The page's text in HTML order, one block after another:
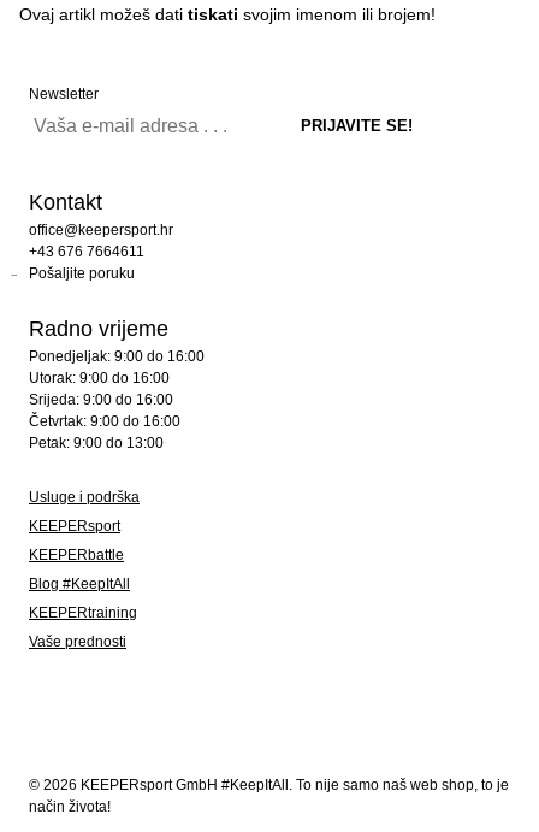
Ovaj artikl možeš dati tiskati svojim imenom ili brojem!
Newsletter
Kontakt
office@keepersport.hr
+43 676 7664611
Pošaljite poruku
Radno vrijeme
Ponedjeljak: 9:00 do 16:00
Utorak: 9:00 do 16:00
Srijeda: 9:00 do 16:00
Četvrtak: 9:00 do 16:00
Petak: 9:00 do 13:00
Usluge i podrška
KEEPERsport
KEEPERbattle
Blog #KeepItAll
KEEPERtraining
Vaše prednosti
© 2026 KEEPERsport GmbH #KeepItAll. To nije samo naš web shop, to je
način života!